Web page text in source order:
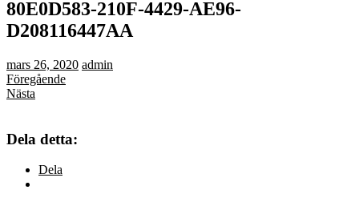
80E0D583-210F-4429-AE96-
D208116447AA
mars 26, 2020 admin
Föregående
Nästa
Dela detta:
Dela